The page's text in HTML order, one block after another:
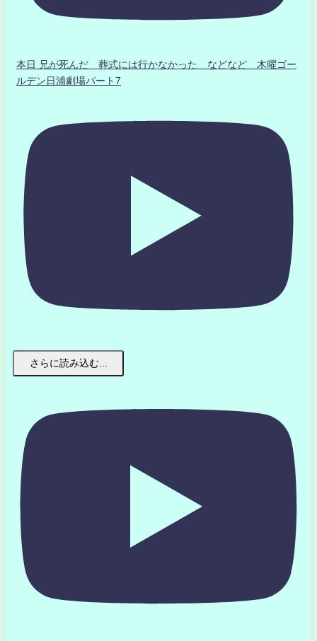
本日 兄が死んだ 葬式には行かなかった などなど 木曜ゴー
ルデン日浦劇場パート7
さらに読み込む...